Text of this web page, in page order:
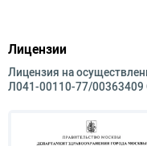
Лицензии
Лицензия на
Л041-00110-77/00363409